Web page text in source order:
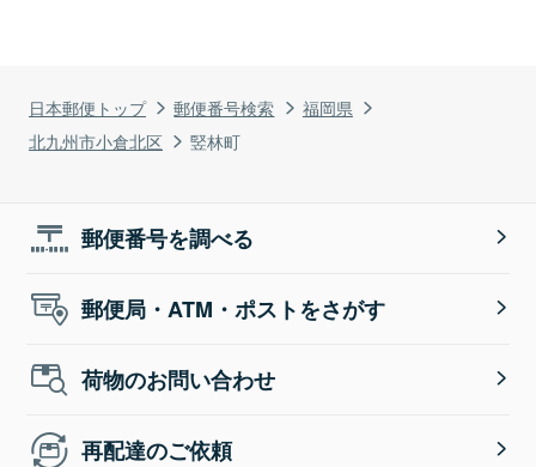
日本郵便トップ 郵便番号検索
福岡県
北九州市小倉北区
竪林町
郵便番号を調べる
郵便局・ATM・ポストをさがす
荷物のお問い合わせ
再配達のご依頼